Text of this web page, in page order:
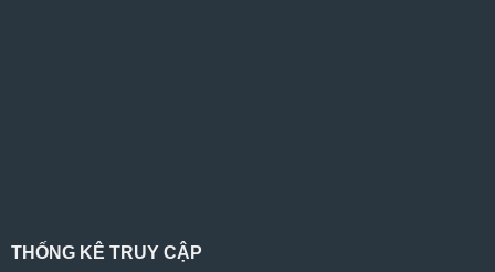
THỐNG KÊ TRUY CẬP